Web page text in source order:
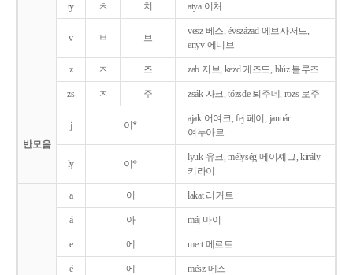
ty ㅊ 치 atya 어처
v ㅂ 브
vesz 베스, évszázad 에브사저드,
enyv 에니브
z ㅈ 즈 zab 저브, kezd 케즈드, blúz 블루즈
zs ㅈ 주 zsák 자크, tőzsde 퇴주데, rozs 로주
반모음
j 이*
ajak 어여크, fej 페이, január
여누아르
ly 이*
lyuk 유크, mélység 메이셰그, király
키라이
a 어 lakat 러커트
á 아 máj 마이
e 에 mert 메르트
é 에 mész 메스